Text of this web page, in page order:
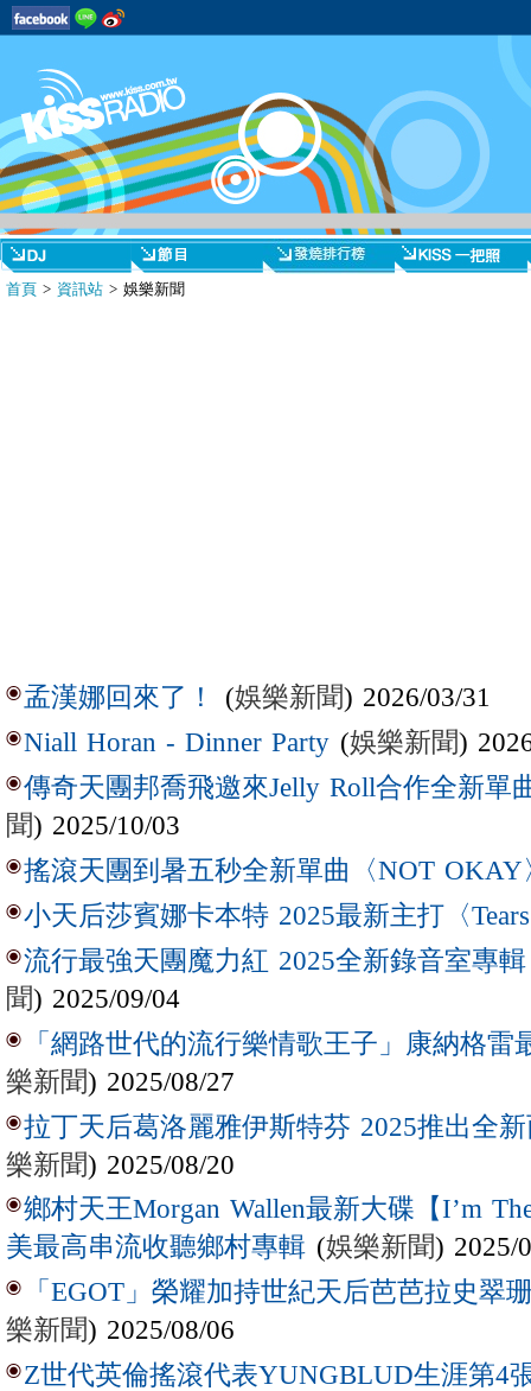
首頁 > 資訊站 > 娛樂新聞
孟漢娜回來了！ (娛樂新聞) 2026/03/31
Niall Horan - Dinner Party (娛樂新聞)
傳奇天團邦喬飛邀來Jelly Roll合作全新單
聞) 2025/10/03
搖滾天團到暑五秒全新單曲〈NOT OKAY
小天后莎賓娜卡本特 2025最新主打〈
流行最強天團魔力紅 2025全新錄音室專
聞) 2025/09/04
「網路世代的流行樂情歌王子」康納格雷
樂新聞) 2025/08/27
拉丁天后葛洛麗雅伊斯特芬 2025推出全新
樂新聞) 2025/08/20
鄉村天王Morgan Wallen最新大碟【I’m
美最高串流收聽鄉村專輯 (娛樂新聞) 2025/
「EGOT」榮耀加持世紀天后芭芭拉史翠
樂新聞) 2025/08/06
Z世代英倫搖滾代表YUNGBLUD生涯第4